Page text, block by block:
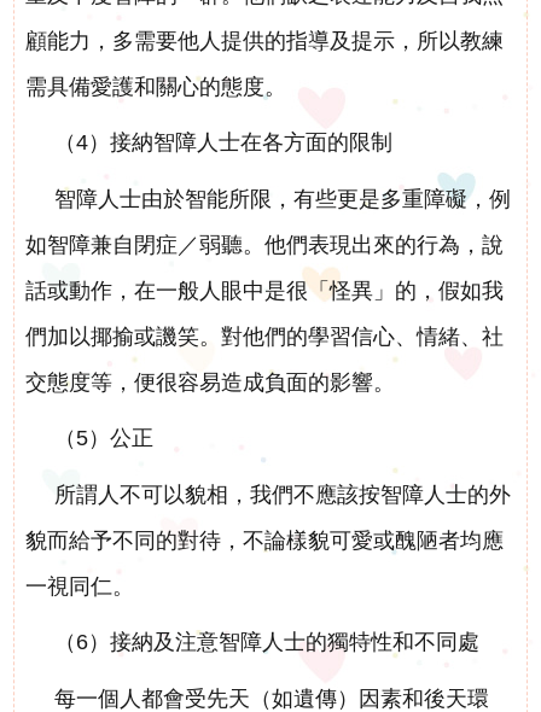
顧能力，多需要他人提供的指導及提示，所以教練
需具備愛護和關心的態度。
（4）接納智障人士在各方面的限制
智障人士由於智能所限，有些更是多重障礙，例
如智障兼自閉症／弱聽。他們表現出來的行為，說
話或動作，在一般人眼中是很「怪異」的，假如我
們加以揶揄或譏笑。對他們的學習信心、情緒、社
交態度等，便很容易造成負面的影響。
（5）公正
所謂人不可以貌相，我們不應該按智障人士的外
貌而給予不同的對待，不論樣貌可愛或醜陋者均應
一視同仁。
（6）接納及注意智障人士的獨特性和不同處
每一個人都會受先天（如遺傳）因素和後天環